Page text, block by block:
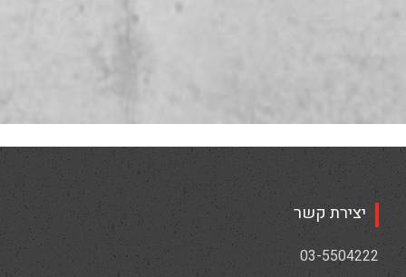
יצירת קשר
03-5504222